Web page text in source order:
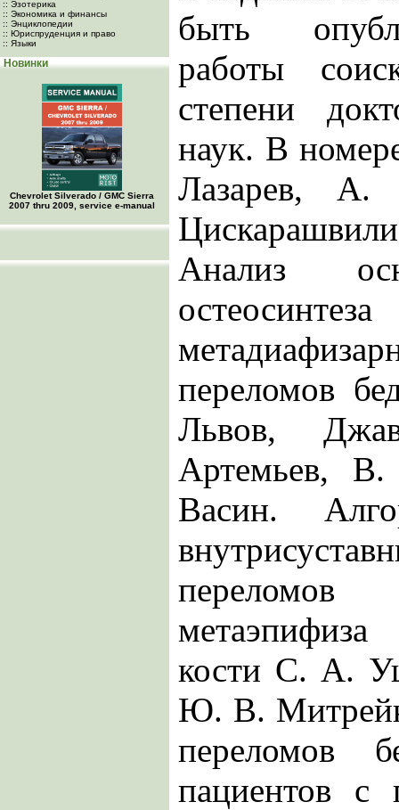
:: Эзотерика
:: Экономика и финансы
:: Энциклопедии
:: Юриспруденция и право
:: Языки
Новинки
Chevrolet Silverado / GMC Sierra
2007 thru 2009, service e-manual
быть
работы
степени
наук. В
Лазарев,
Анализ
переломов
Львов,
Артемьев,
Васин.
кости С. А.
Ю. В.
переломов
пациентов